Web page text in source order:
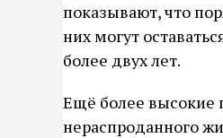
показывают, что
них могут
более двух лет.
Ещё более высокие
нераспроданного